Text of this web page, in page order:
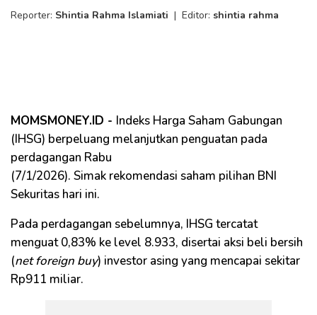
Reporter: Shintia Rahma Islamiati | Editor: shintia rahma
MOMSMONEY.ID - Indeks Harga Saham Gabungan
(IHSG) berpeluang melanjutkan penguatan pada
perdagangan Rabu
(7/1/2026). Simak rekomendasi saham pilihan BNI
Sekuritas​ hari ini.
Pada perdagangan sebelumnya, IHSG tercatat
menguat 0,83% ke level 8.933, disertai aksi beli bersih
(net foreign buy) investor asing yang mencapai sekitar
Rp911 miliar.